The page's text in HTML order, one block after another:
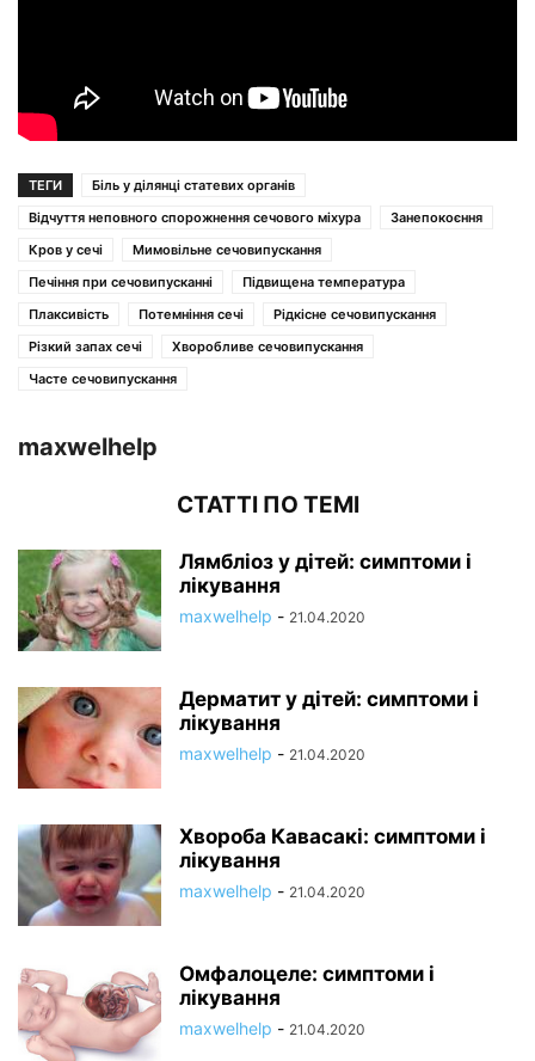
ТЕГИ
Біль у ділянці статевих органів
Відчуття неповного спорожнення сечового міхура
Занепокоєння
Кров у сечі
Мимовільне сечовипускання
Печіння при сечовипусканні
Підвищена температура
Плаксивість
Потемніння сечі
Рідкісне сечовипускання
Різкий запах сечі
Хворобливе сечовипускання
Часте сечовипускання
maxwelhelp
СТАТТІ ПО ТЕМІ
Лямбліоз у дітей: симптоми і
лікування
maxwelhelp - 21.04.2020
Дерматит у дітей: симптоми і
лікування
maxwelhelp - 21.04.2020
Хвороба Кавасакі: симптоми і
лікування
maxwelhelp - 21.04.2020
Омфалоцеле: симптоми і
лікування
maxwelhelp - 21.04.2020